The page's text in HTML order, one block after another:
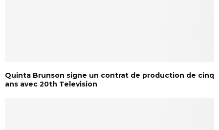
Quinta Brunson signe un contrat de production de cinq
ans avec 20th Television